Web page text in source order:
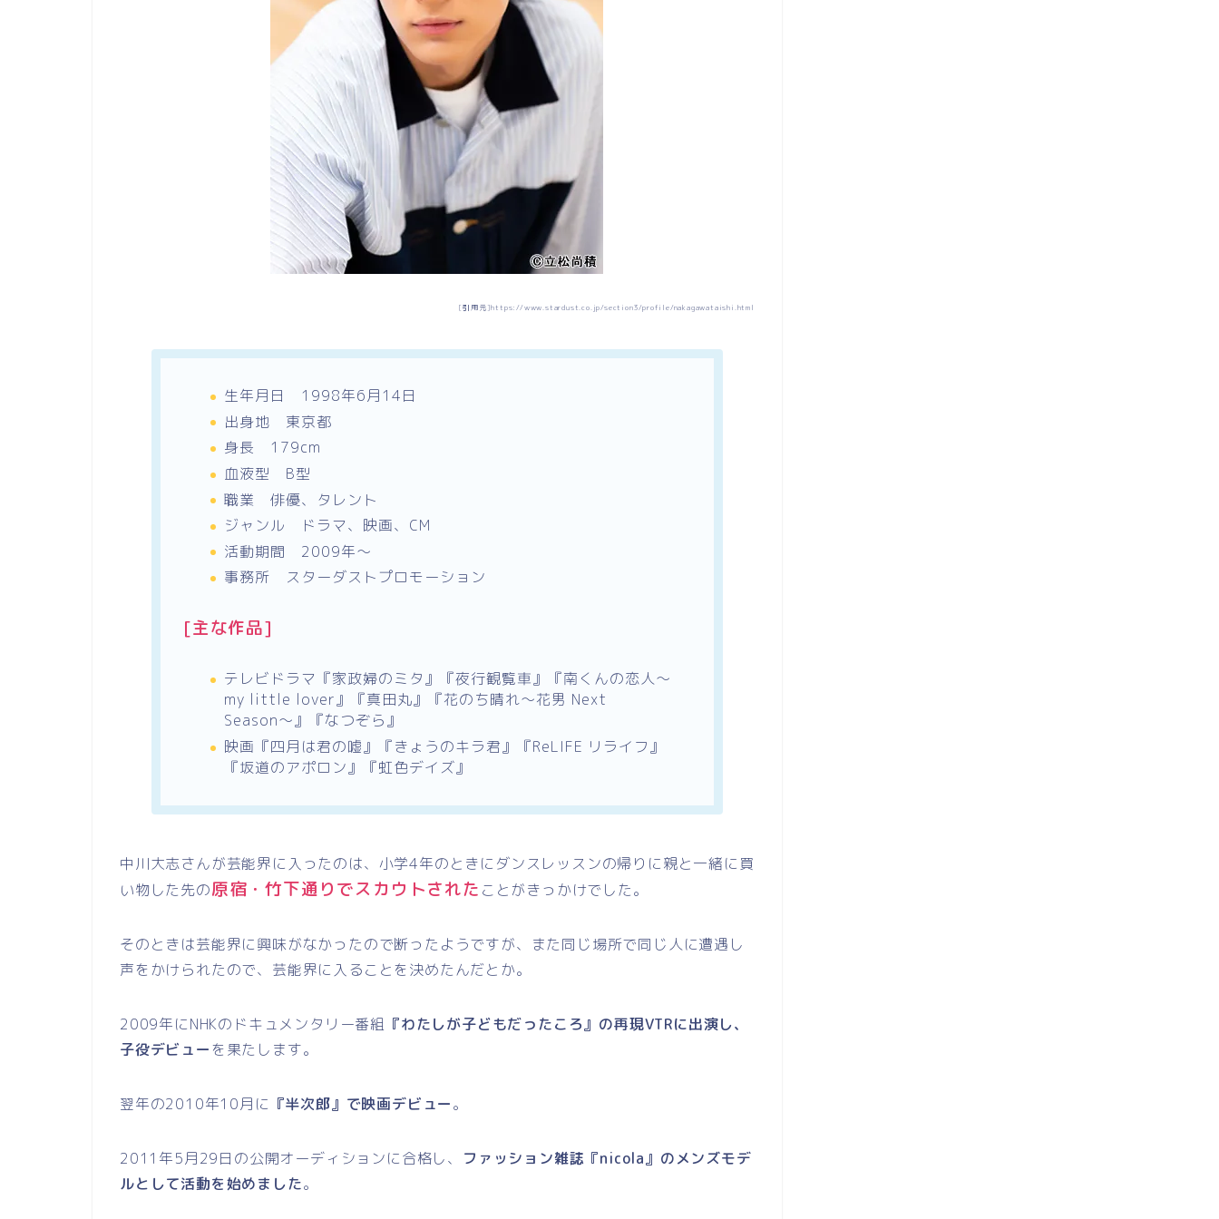
[引用元]https://www.stardust.co.jp/section3/profile/nakagawataishi.html
生年月日 1998年6月14日
出身地 東京都
身長 179cm
血液型 B型
職業 俳優、タレント
ジャンル ドラマ、映画、CM
活動期間 2009年～
事務所 スターダストプロモーション
[主な作品]
テレビドラマ 『家政婦のミタ』 『夜行観覧車』 『南くんの恋人〜
my little lover』 『真田丸』 『花のち晴れ〜花男 Next
Season〜』 『なつぞら』
映画 『四月は君の嘘』 『きょうのキラ君』 『ReLIFE リライフ』
『坂道のアポロン』 『虹色デイズ』
中川大志さんが芸能界に入ったのは、 小学4年のときにダンスレッスンの帰りに親と一緒に買
い物した先の原宿・竹下通りでスカウトされた ことがきっかけでした。
そのときは芸能界に興味がなかったので断ったようですが、また同じ場所で同じ人に遭遇し
声をかけられたので、芸能界に入ることを決めたんだとか。
2009年にNHKのドキュメンタリー番組 『わたしが子どもだったころ』の再現VTRに出演し、
子役デビューを果たします。
翌年の2010年10月に 『半次郎』で映画デビュー。
2011年5月29日の公開オーディションに合格し、 ファッション雑誌『nicola』のメンズモデ
ルとして活動を始めました。